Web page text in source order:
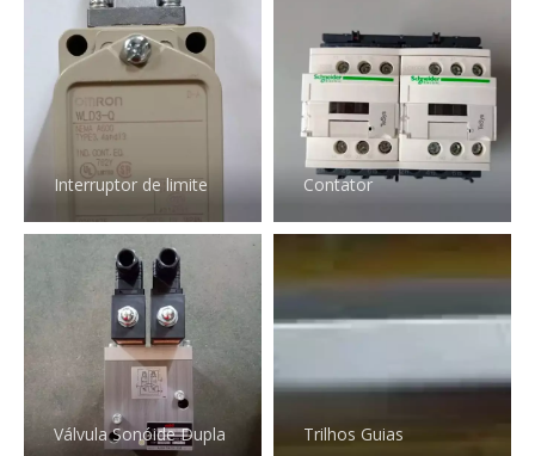
Interruptor de limite Contator
Válvula Sonóide Dupla Trilhos Guias